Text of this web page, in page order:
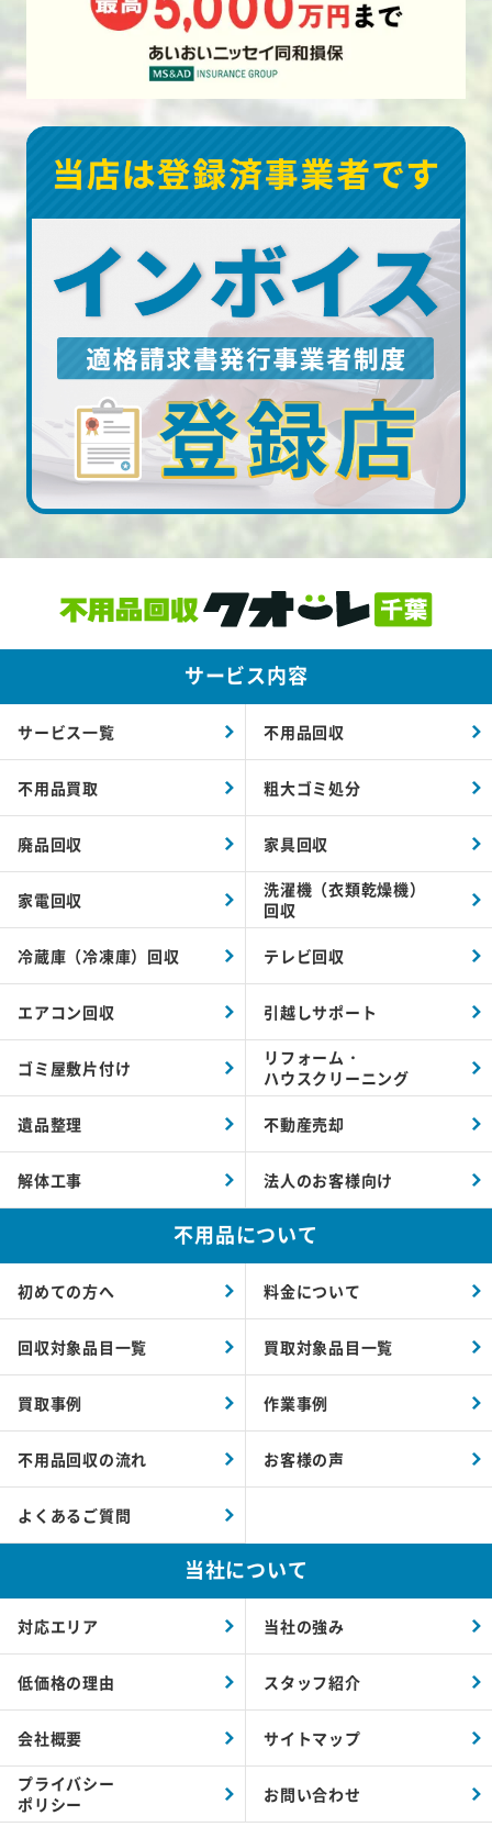
サービス内容
サービス一覧 不用品回収
不用品買取 粗大ゴミ処分
廃品回収 家具回収
家電回収
洗濯機（衣類乾燥機）
回収
冷蔵庫（冷凍庫）回収 テレビ回収
エアコン回収 引越しサポート
ゴミ屋敷片付け
リフォーム・
ハウスクリーニング
遺品整理 不動産売却
解体工事 法人のお客様向け
不用品について
初めての方へ 料金について
回収対象品目一覧 買取対象品目一覧
買取事例 作業事例
不用品回収の流れ お客様の声
よくあるご質問
当社について
対応エリア 当社の強み
低価格の理由 スタッフ紹介
会社概要 サイトマップ
プライバシー
ポリシー
お問い合わせ